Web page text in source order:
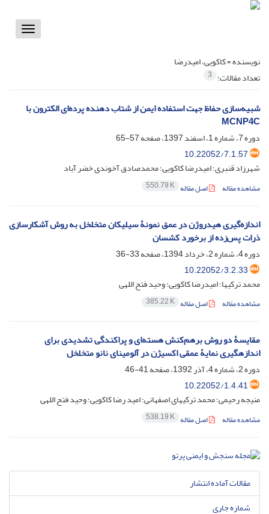
Toggle
نویسنده =کاکویی، امیدرضا
تعداد مقالات: 3
شبیه‌سازی حفاظ جهت استفاده ایمن از شتاب دهنده پرده‌ای الکترون با
MCNP4C
دوره 7، شماره 1، اسفند 1397، صفحه
57-65
10.22052/7.1.57
شهرزاد قنبری؛ امیدرضا کاکویی؛ محمدصادق آخوندی خضر آباد
مشاهده مقاله اصل مقاله 550.79 K
اندازه‌گیری هیدروژن در عمق نمونۀ سیلیکان متخلخل به روش آشکارسازی
ذرات پس‌زده از برخورد کشسان
دوره 4، شماره 2، خرداد 1394، صفحه
33-36
10.22052/3.2.33
محمد ترکیها؛ امیدرضا کاکویی؛ وحید فتح اللهی
مشاهده مقاله اصل مقاله 385.22 K
مقایسۀ دو روش برهم‌کنش هسته‌ای و پراکندگی تشدیدی برای
اندازه‏گیری نمایۀ عمقی اکسیژن در آلومینای نانو متخلخل
دوره 2، شماره 4، آذر 1392، صفحه
41-46
10.22052/1.4.41
منیجه رحیمی؛ محمد ترکیهای اصفهانی؛ امید رضا کاکویی؛ وحید فتح اللهی
مشاهده مقاله اصل مقاله 538.19 K
مقالات آماده انتشار
شماره جاری